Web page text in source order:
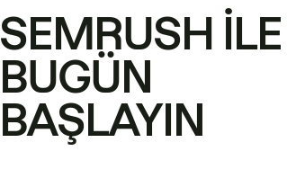
SEMRUSH ILE
BUGÜN
BAŞLAYIN